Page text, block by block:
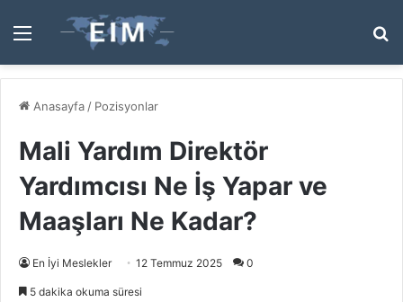
Menü
...
Anasayfa / Pozisyonlar
Mali Yardım Direktör
Yardımcısı Ne İş Yapar ve
Maaşları Ne Kadar?
En İyi Meslekler 12 Temmuz 2025 0
5 dakika okuma süresi